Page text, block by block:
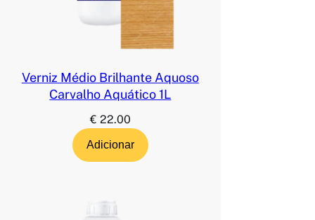
Verniz Médio Brilhante Aquoso
Carvalho Aquático 1L
€ 22.00
Adicionar